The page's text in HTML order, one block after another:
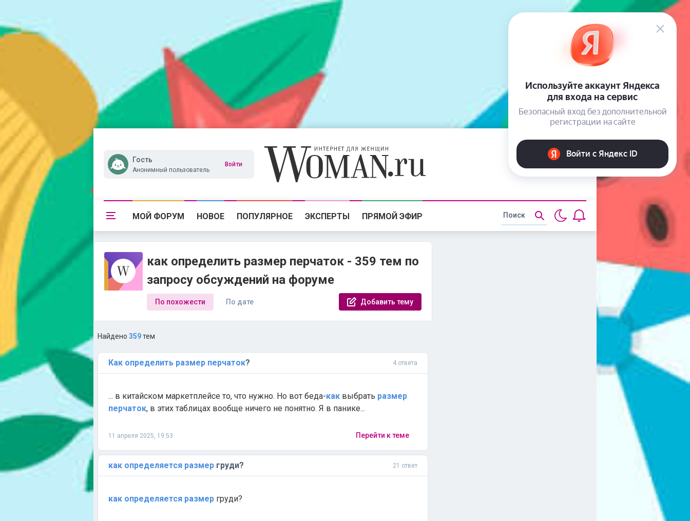
Гость
Анонимный пользователь
Войти
МОЙ ФОРУМ НОВОЕ ПОПУЛЯРНОЕ ЭКСПЕРТЫ ПРЯМОЙ ЭФИР
как определить размер перчаток - 359 тем по
запросу обсуждений на форуме
По похожести По дате Добавить тему
Найдено 359тем
Как определить размер перчаток? 4 ответа
... в китайском маркетплейсе то, что нужно. Но вот беда-как выбрать размер
перчаток, в этих таблицах вообще ничего не понятно. Я в панике...
11 апреля 2025, 19:53 Перейти к теме
как определяется размер груди? 21 ответ
как определяется размер груди?